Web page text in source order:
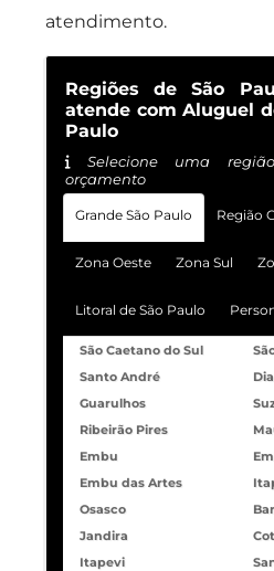
atendimento.
Regiões de São
atende com Aluguel
Paulo
Selecione uma
orçamento
Grande São Paulo Região
Zona Oeste Zona Sul
Litoral de São Paulo
São Caetano do Sul
Santo André
Guarulhos
Ribeirão Pires
Embu
Embu das Artes
Osasco
Jandira
Itapevi